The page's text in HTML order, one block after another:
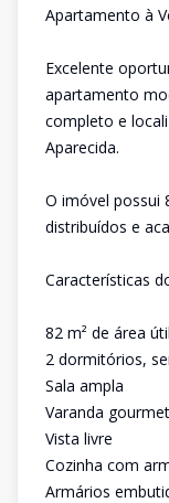
Apartamento à
Excelente
apartamento
completo e
Aparecida.
O imóvel possui
distribuídos e
Características
82 m² de área útil
2 dormitórios,
Sala ampla
Varanda
Vista livre
Cozinha com
Armários